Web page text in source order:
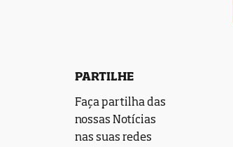
PARTILHE
Faça partilha das
nossas Notícias
nas suas redes